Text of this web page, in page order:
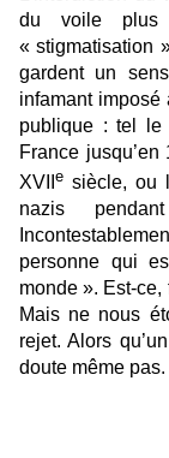
du voile
« stigmatisation
gardent un
infamant imposé
publique : tel le
France
XVII e siècle, ou
nazis
personne qui
monde ». Est-
Mais ne nous
rejet. Alors
doute même pas.